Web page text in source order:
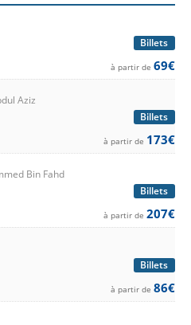
l’impatience commence à
des billets pour Al-
de ne pas manquer les matchs
Qu'il s'agisse d'un derby
crucial pour le championnat,
de faire partie de l'histoire.
rencontre d'Al-Nassr est un
match, accédez au site de
et choisissez les sièges qui
Les options de billetterie
et sécurité, rendant l'entrée
jeu de l'équipe sur le terrain.
Billets
à partir de 69€
Aziz
Billets
à partir de 173€
Bin Fahd
Billets
à partir de 207€
Billets
à partir de 86€